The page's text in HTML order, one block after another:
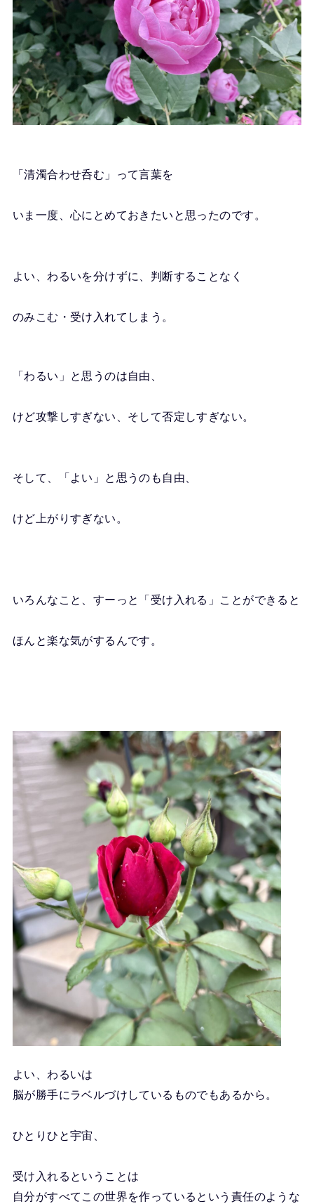
「清濁合わせ呑む」って言葉を
いま一度、心にとめておきたいと思ったのです。
よい、わるいを分けずに、判断することなく
のみこむ・受け入れてしまう。
「わるい」と思うのは自由、
けど攻撃しすぎない、そして否定しすぎない。
そして、「よい」と思うのも自由、
けど上がりすぎない。
いろんなこと、すーっと「受け入れる」ことができると
ほんと楽な気がするんです。
よい、わるいは
脳が勝手にラベルづけしているものでもあるから。
ひとりひと宇宙、
受け入れるということは
自分がすべてこの世界を作っているという責任のような